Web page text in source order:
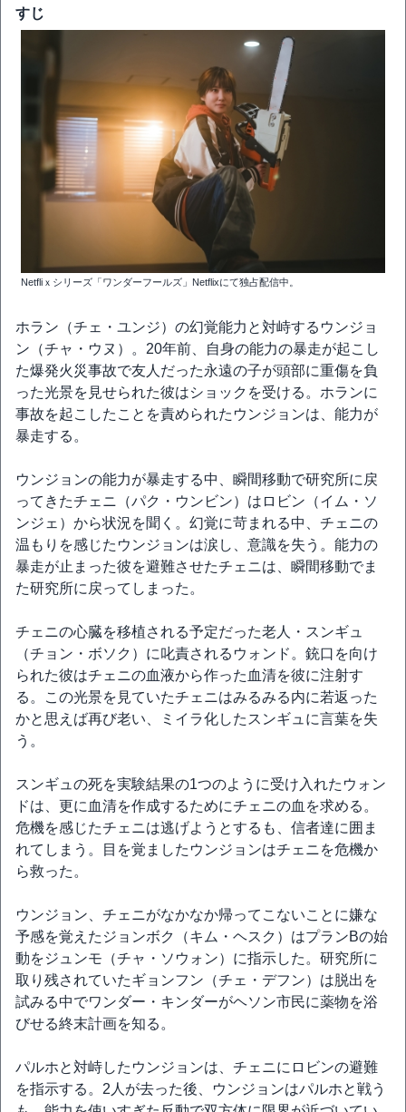
すじ
Netfliｘシリーズ「ワンダーフールズ」Netflixにて独占配信中。
ホラン（チェ・ユンジ）の幻覚能力と対峙するウンジョ
ン（チャ・ウヌ）。20年前、自身の能力の暴走が起こし
た爆発火災事故で友人だった永遠の子が頭部に重傷を負
った光景を見せられた彼はショックを受ける。ホランに
事故を起こしたことを責められたウンジョンは、能力が
暴走する。
ウンジョンの能力が暴走する中、瞬間移動で研究所に戻
ってきたチェニ（パク・ウンビン）はロビン（イム・ソ
ンジェ）から状況を聞く。幻覚に苛まれる中、チェニの
温もりを感じたウンジョンは涙し、意識を失う。能力の
暴走が止まった彼を避難させたチェニは、瞬間移動でま
た研究所に戻ってしまった。
チェニの心臓を移植される予定だった老人・スンギュ
（チョン・ボソク）に叱責されるウォンド。銃口を向け
られた彼はチェニの血液から作った血清を彼に注射す
る。この光景を見ていたチェニはみるみる内に若返った
かと思えば再び老い、ミイラ化したスンギュに言葉を失
う。
スンギュの死を実験結果の1つのように受け入れたウォン
ドは、更に血清を作成するためにチェニの血を求める。
危機を感じたチェニは逃げようとするも、信者達に囲ま
れてしまう。目を覚ましたウンジョンはチェニを危機か
ら救った。
ウンジョン、チェニがなかなか帰ってこないことに嫌な
予感を覚えたジョンボク（キム・ヘスク）はプランBの始
動をジュンモ（チャ・ソウォン）に指示した。研究所に
取り残されていたギョンフン（チェ・デフン）は脱出を
試みる中でワンダー・キンダーがヘソン市民に薬物を浴
びせる終末計画を知る。
パルホと対峙したウンジョンは、チェニにロビンの避難
を指示する。2人が去った後、ウンジョンはパルホと戦う